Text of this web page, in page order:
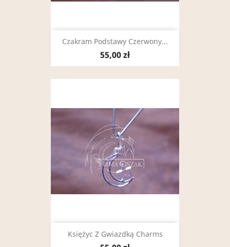
Czakram Podstawy Czerwony...
55,00 zł
Księżyc Z Gwiazdką Charms